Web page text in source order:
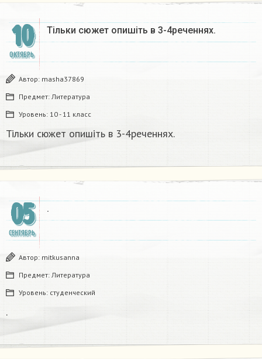
10
ОКТЯБРЬ
Тільки сюжет опишіть в 3-4реченнях.​
Автор: masha37869
Предмет: Литература
Уровень: 10 - 11 класс
Тільки сюжет опишіть в 3-4реченнях.​
05
СЕНТЯБРЬ
.​
Автор: mitkusanna
Предмет: Литература
Уровень: студенческий
.​